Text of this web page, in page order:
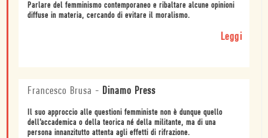
Parlare del femminismo contemporaneo e ribaltare alcune opinioni
diffuse in materia, cercando di evitare il moralismo.
Leggi
Francesco Brusa - Dinamo Press
Il suo approccio alle questioni femministe non è dunque quello
dell’accademica o della teorica né della militante, ma di una
persona innanzitutto attenta agli effetti di rifrazione.